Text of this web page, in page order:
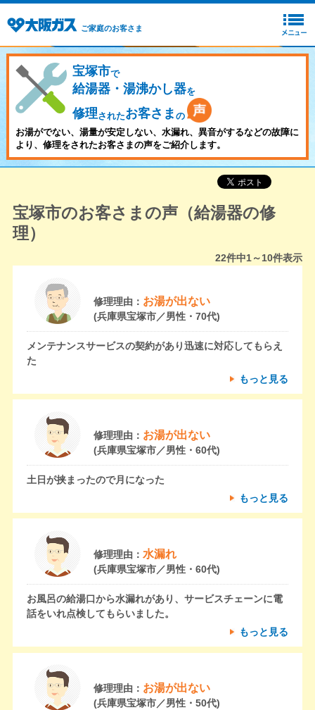
ご家庭のお客さま
宝塚市で
給湯器・湯沸かし器を
修理されたお客さま の
お湯がでない、湯量が安定しない、水漏れ、異音がするなどの故障に
より、修理をされたお客さまの声をご紹介します。
宝塚市のお客さまの声（給湯器の修
理）
22件中1～10件表示
修理理由： お湯が出ない
(兵庫県宝塚市／男性・70代)
メンテナンスサービスの契約があり迅速に対応してもらえ
た
もっと見る
修理理由： お湯が出ない
(兵庫県宝塚市／男性・60代)
土日が挟まったので月になった
もっと見る
修理理由： 水漏れ
(兵庫県宝塚市／男性・60代)
お風呂の給湯口から水漏れがあり、サービスチェーンに電
話をいれ点検してもらいました。
もっと見る
修理理由： お湯が出ない
(兵庫県宝塚市／男性・50代)